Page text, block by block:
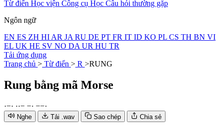
Từ điển Học viện Công cụ Học Câu hỏi thường gặp
Ngôn ngữ
EN ES ZH HI AR JA RU DE PT FR IT ID KO PL CS TH BN VI
EL UK HE SV NO DA UR HU TR
Tải ứng dụng
Trang chủ > Từ điển > R >RUNG
Rung bằng mã Morse
·−· ··− −· −−·
Nghe Tải .wav Sao chép Chia sẻ